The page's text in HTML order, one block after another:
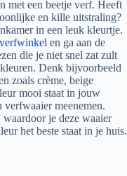
met een beetje verf. Heeft
en kille uitstraling?
in een leuk kleurtje.
en ga aan de
die je niet snel zat zult
Denk bijvoorbeeld
zoals crème, beige
mooi staat in jouw
meenemen.
je deze waaier
het beste staat in je huis.